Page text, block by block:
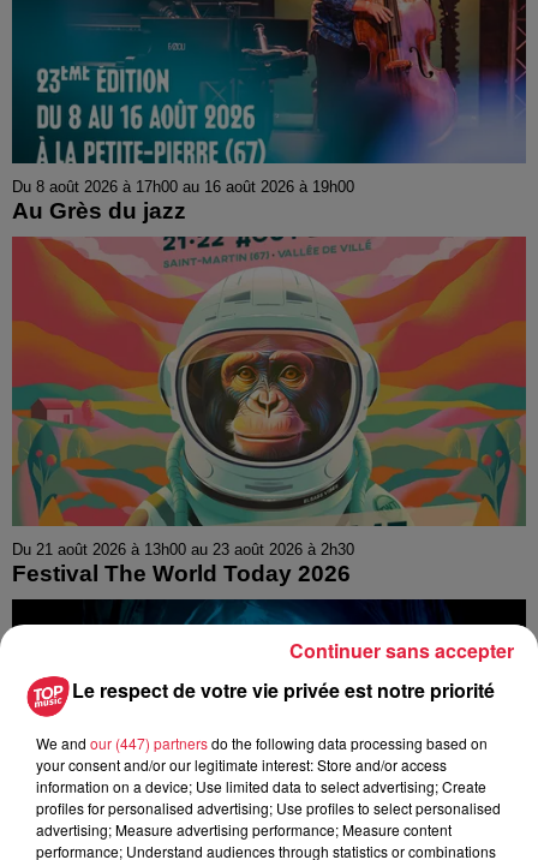
Du 8 août 2026 à 17h00 au 16 août 2026 à 19h00
Au Grès du jazz
Du 21 août 2026 à 13h00 au 23 août 2026 à 2h30
Festival The World Today 2026
Le respect de votre vie privée est notre priorité
We and our (447) partnersdo the following data processing based on
your consent and/or our legitimate interest: Store and/or access
information on a device; Use limited data to select advertising; Create
profiles for personalised advertising; Use profiles to select personalised
advertising; Measure advertising performance; Measure content
performance; Understand audiences through statistics or combinations
Continuer sans accepter